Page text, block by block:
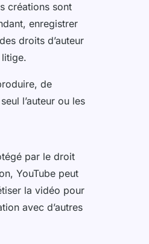
créations sont
enregistrer
droits d’auteur
de
l’auteur ou les
par le droit
YouTube peut
la vidéo pour
avec d’autres